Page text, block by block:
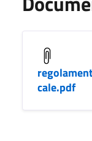
cale.pdf